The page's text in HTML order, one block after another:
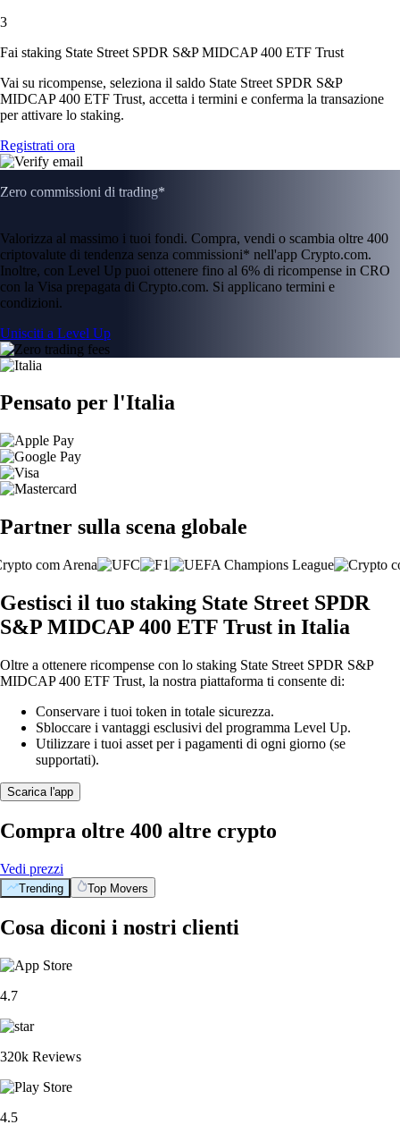
3
Fai staking State Street SPDR S&P MIDCAP 400 ETF Trust
Vai su ricompense, seleziona il saldo State Street SPDR S&P
MIDCAP 400 ETF Trust, accetta i termini e conferma la transazione
per attivare lo staking.
Registrati ora
Zero commissioni di trading*
Valorizza al massimo i tuoi fondi. Compra, vendi o scambia oltre 400
criptovalute di tendenza senza commissioni* nell'app Crypto.com.
Inoltre, con Level Up puoi ottenere fino al 6% di ricompense in CRO
con la Visa prepagata di Crypto.com. Si applicano termini e
condizioni.
Unisciti a Level Up
Pensato per l'Italia
Partner sulla scena globale
Gestisci il tuo staking State Street SPDR
S&P MIDCAP 400 ETF Trust in Italia
Oltre a ottenere ricompense con lo staking State Street SPDR S&P
MIDCAP 400 ETF Trust, la nostra piattaforma ti consente di:
Conservare i tuoi token in totale sicurezza.
Sbloccare i vantaggi esclusivi del programma Level Up.
Utilizzare i tuoi asset per i pagamenti di ogni giorno (se
supportati).
Scarica l'app
Compra oltre 400 altre crypto
Vedi prezzi
Trending Top Movers
Cosa diconi i nostri clienti
4.7
320k Reviews
4.5